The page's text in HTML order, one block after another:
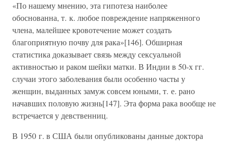
«По нашему мнению, эта гипотеза наиболее
обоснованна, т. к. любое повреждение напряженного
члена, малейшее кровотечение может создать
благоприятную почву для рака»[146]. Обширная
статистика доказывает связь между сексуальной
активностью и раком шейки матки. В Индии в 50-х гг.
случаи этого заболевания были особенно часты у
женщин, выданных замуж совсем юными, т. е. рано
начавших половую жизнь[147]. Эта форма рака вообще не
встречается у девственниц.
В 1950 г. в США были опубликованы данные доктора